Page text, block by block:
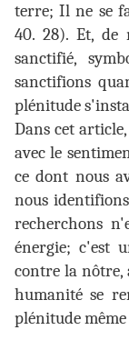
terre; Il ne se
40. 28). Et, de
sanctifié,
sanctifions
plénitude
Dans cet
avec le
ce dont nous
nous
recherchons
énergie; c'est
contre la nôtre,
humanité se
plénitude